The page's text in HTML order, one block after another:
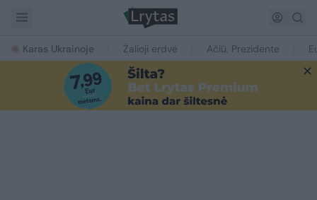
Karas Ukrainoje Žalioji erdvė Ačiū, Prezidente